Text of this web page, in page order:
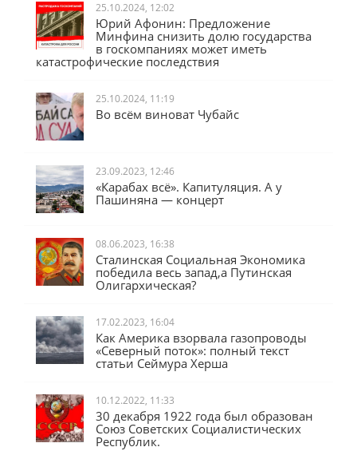
25.10.2024, 12:02
Юрий Афонин: Предложение
Минфина снизить долю государства
в госкомпаниях может иметь
катастрофические последствия
25.10.2024, 11:19
Во всём виноват Чубайс
23.09.2023, 12:46
«Карабах всё». Капитуляция. А у
Пашиняна — концерт
08.06.2023, 16:38
Сталинская Социальная Экономика
победила весь запад,а Путинская
Олигархическая?
17.02.2023, 16:04
Как Америка взорвала газопроводы
«Северный поток»: полный текст
статьи Сеймура Херша
10.12.2022, 11:33
30 декабря 1922 года был образован
Союз Советских Социалистических
Республик.